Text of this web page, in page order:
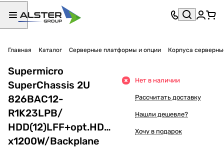
Главная Каталог Серверные платформы и опции Корпуса
Supermicro
SuperChassis 2U
826BAC12-
R1K23LPB/
HDD(12)LFF+opt.HDD(2)SFF/7xLP/2
x1200W/Backplane
Нет в наличии
Рассчитать доставку
Нашли дешевле?
Хочу в подарок